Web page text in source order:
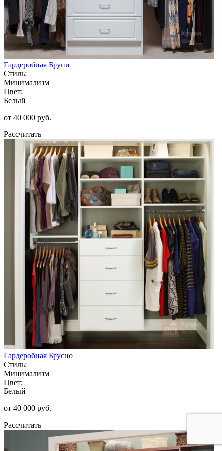
Гардеробная Бруни
Стиль:
Минимализм
Цвет:
Белый
от 40 000 руб.
Рассчитать
Гардеробная Брусно
Стиль:
Минимализм
Цвет:
Белый
от 40 000 руб.
Рассчитать